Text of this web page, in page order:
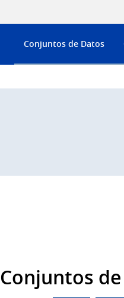
Conjuntos de Datos
Conjuntos